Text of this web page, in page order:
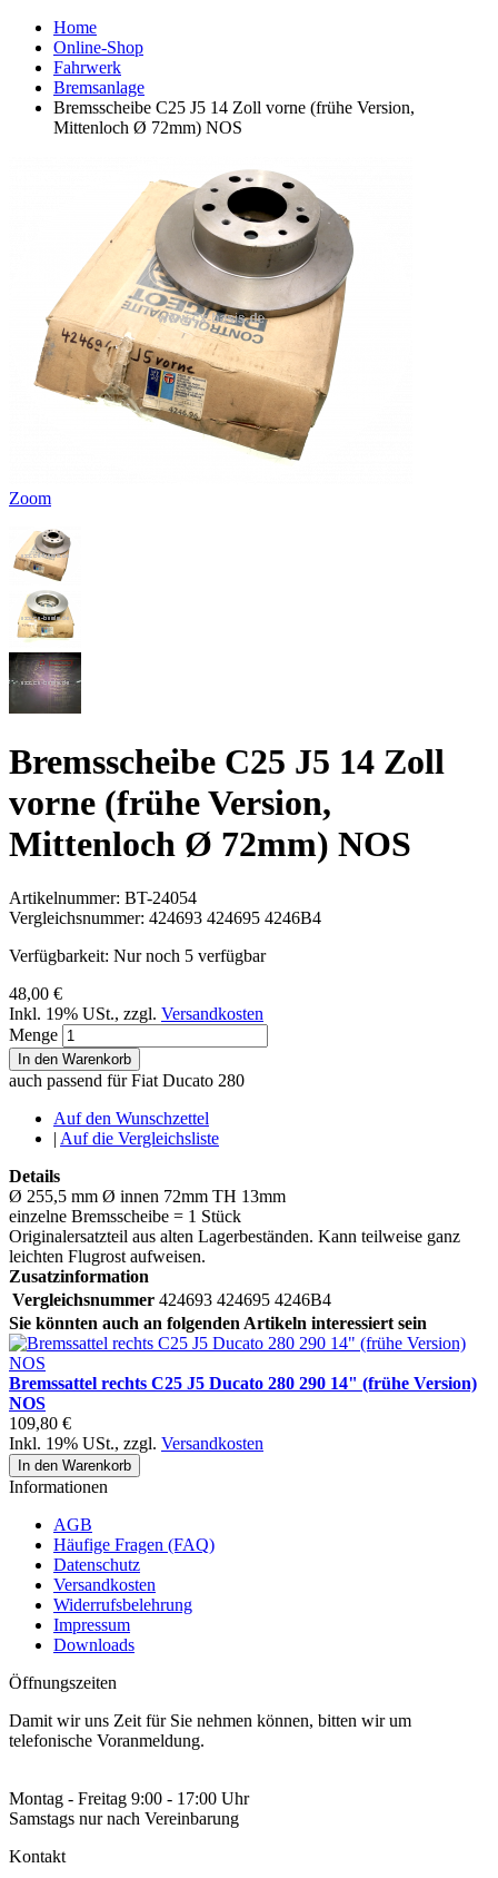
Home
Online-Shop
Fahrwerk
Bremsanlage
Bremsscheibe C25 J5 14 Zoll vorne (frühe Version,
Mittenloch Ø 72mm) NOS
Zoom
Bremsscheibe C25 J5 14 Zoll
vorne (frühe Version,
Mittenloch Ø 72mm) NOS
Artikelnummer: BT-24054
Vergleichsnummer: 424693 424695 4246B4
Verfügbarkeit: Nur noch 5 verfügbar
48,00 €
Inkl. 19% USt., zzgl. Versandkosten
Menge
In den Warenkorb
auch passend für Fiat Ducato 280
Auf den Wunschzettel
| Auf die Vergleichsliste
Details
Ø 255,5 mm Ø innen 72mm TH 13mm
einzelne Bremsscheibe = 1 Stück
Originalersatzteil aus alten Lagerbeständen. Kann teilweise ganz
leichten Flugrost aufweisen.
Zusatzinformation
Vergleichsnummer 424693 424695 4246B4
Sie könnten auch an folgenden Artikeln interessiert sein
Bremssattel rechts C25 J5 Ducato 280 290 14" (frühe Version)
NOS
109,80 €
Inkl. 19% USt., zzgl. Versandkosten
In den Warenkorb
Informationen
AGB
Häufige Fragen (FAQ)
Datenschutz
Versandkosten
Widerrufsbelehrung
Impressum
Downloads
Öffnungszeiten
Damit wir uns Zeit für Sie nehmen können, bitten wir um
telefonische Voranmeldung.
Montag - Freitag 9:00 - 17:00 Uhr
Samstags nur nach Vereinbarung
Kontakt